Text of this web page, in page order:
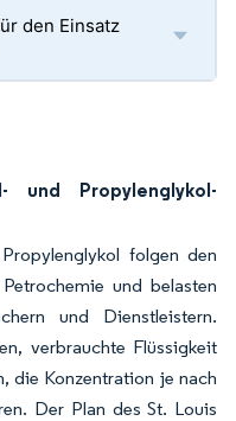
den Einsatz
und Propylenglykol-
folgen den
und belasten
und Dienstleistern.
verbrauchte Flüssigkeit
die Konzentration je nach
Der Plan des St. Louis